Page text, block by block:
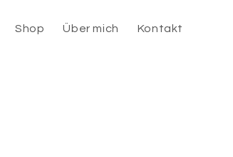
Shop Über mich Kontakt